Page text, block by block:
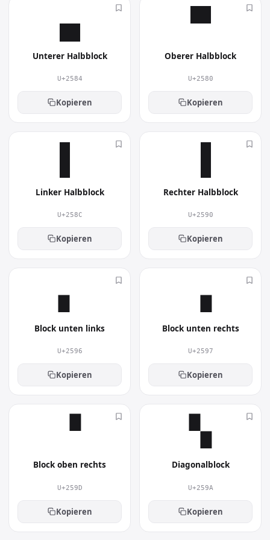
▄︎
Unterer Halbblock
U+2584
Kopieren
▀︎
Oberer Halbblock
U+2580
Kopieren
Linker Halbblock
U+258C
Kopieren
Rechter Halbblock
U+2590
Kopieren
▖︎
Block unten links
U+2596
Kopieren
▗︎
Block unten rechts
U+2597
Kopieren
▝︎
Block oben rechts
U+259D
Kopieren
▚︎
Diagonalblock
U+259A
Kopieren